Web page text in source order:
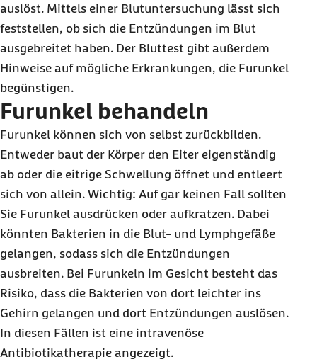
auslöst. Mittels einer Blutuntersuchung lässt sich
feststellen, ob sich die Entzündungen im Blut
ausgebreitet haben. Der Bluttest gibt außerdem
Hinweise auf mögliche Erkrankungen, die Furunkel
begünstigen.
Furunkel behandeln
Furunkel können sich von selbst zurückbilden.
Entweder baut der Körper den Eiter eigenständig
ab oder die eitrige Schwellung öffnet und entleert
sich von allein. Wichtig: Auf gar keinen Fall sollten
Sie Furunkel ausdrücken oder aufkratzen. Dabei
könnten Bakterien in die Blut- und Lymphgefäße
gelangen, sodass sich die Entzündungen
ausbreiten. Bei Furunkeln im Gesicht besteht das
Risiko, dass die Bakterien von dort leichter ins
Gehirn gelangen und dort Entzündungen auslösen.
In diesen Fällen ist eine intravenöse
Antibiotikatherapie angezeigt.